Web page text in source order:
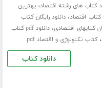
کتاب های رشته اقتصاد،بهترین
کتاب اقتصاد،دانلود رایگان کتاب
کتابهای اقتصادی،
دانلود pdf کتاب
،کتاب تکنولوژی و اقتصاد pdf
دانلود کتاب